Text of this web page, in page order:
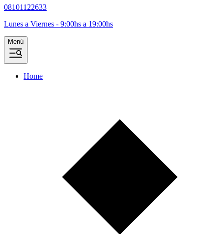
08101122633
Lunes a Viernes - 9:00hs a 19:00hs
Menú
Home